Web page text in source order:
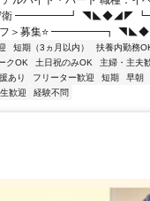
/守衛 ━━━━━┛ ◥◣◆◢◤
ッフ＞募集⭐ ━━━━━┓
短期（3ヵ月以内） 扶養内勤務
クOK 土日祝のみOK 主婦・主夫
あり フリーター歓迎 短期 早朝
歓迎 経験不問